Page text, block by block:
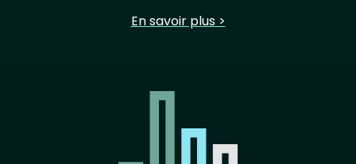
En savoir plus >